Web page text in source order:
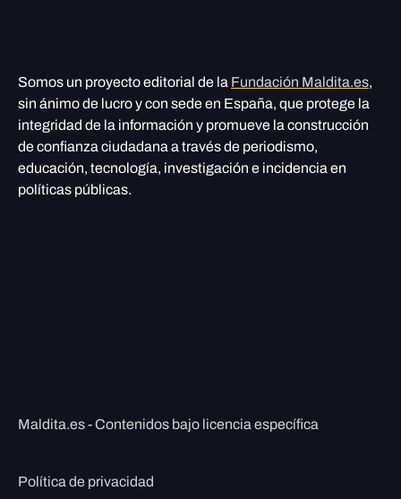
Somos un proyecto editorial de la Fundación Maldita.es,
sin ánimo de lucro y con sede en España, que protege la
integridad de la información y promueve la construcción
de confianza ciudadana a través de periodismo,
educación, tecnología, investigación e incidencia en
políticas públicas.
Maldita.es - Contenidos bajo licencia específica
Política de privacidad